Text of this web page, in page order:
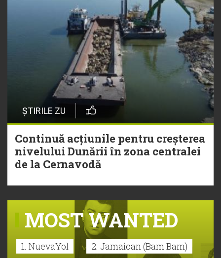
ȘTIRILE ZU
Continuă acțiunile pentru creșterea
nivelului Dunării în zona centralei
de la Cernavodă
MOST WANTED
1. NuevaYol 2. Jamaican (Bam Bam)